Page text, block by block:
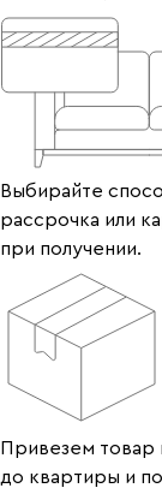
Выбирайте
рассрочка или
при получении.
Привезем
до квартиры и